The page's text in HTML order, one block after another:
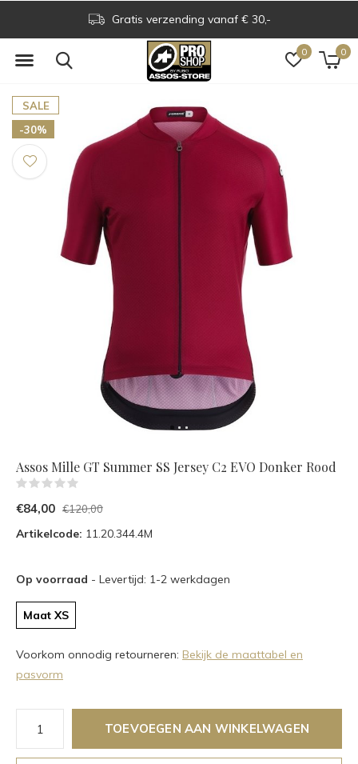
0 0
Gratis verzending vanaf € 30,-
SALE
-30%
Assos Mille GT Summer SS Jersey C2 EVO Donker Rood
€84,00 €120,00
Artikelcode: 11.20.344.4M
Op voorraad - Levertijd: 1-2 werkdagen
Maat XS
Voorkom onnodig retourneren: Bekijk de maattabel en
pasvorm
TOEVOEGEN AAN WINKELWAGEN